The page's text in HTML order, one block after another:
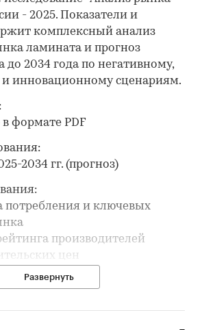
- 2025. Показатели и
комплексный анализ
ламината и прогноз
до 2034 года по негативному,
инновационному сценариям.
формате PDF
2034 гг. (прогноз)
потребления и ключевых
производителей
цен
и экспорта
прогноза развития рынка
производители`
Развернуть